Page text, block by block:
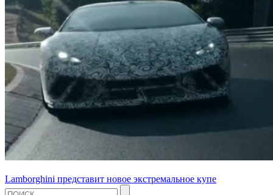
Lamborghini представит новое экстремальное купе